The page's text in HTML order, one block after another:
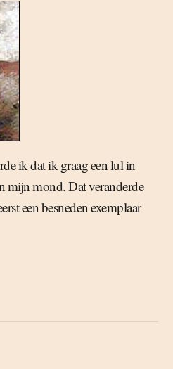
ik dat ik graag een lul in
mijn mond. Dat veranderde
een besneden exemplaar